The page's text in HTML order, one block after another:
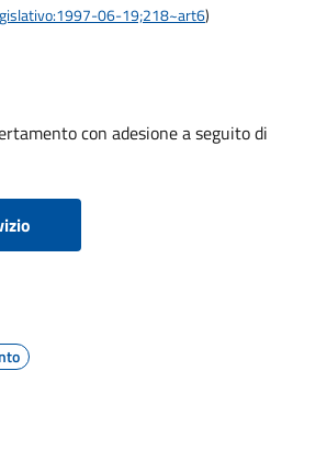
06-19;218~art6)
con adesione a seguito di